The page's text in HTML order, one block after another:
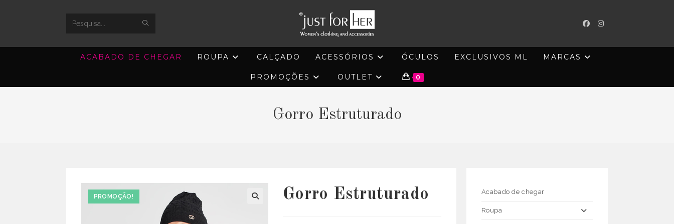
Search
ACABADO DE CHEGAR ROUPA CALÇADO ACESSÓRIOS ÓCULOS EXCLUSIVOS ML MARCAS
PROMOÇÕES OUTLET 0
Gorro Estruturado
PROMOÇÃO! Gorro Estruturado Acabado de chegar
Roupa